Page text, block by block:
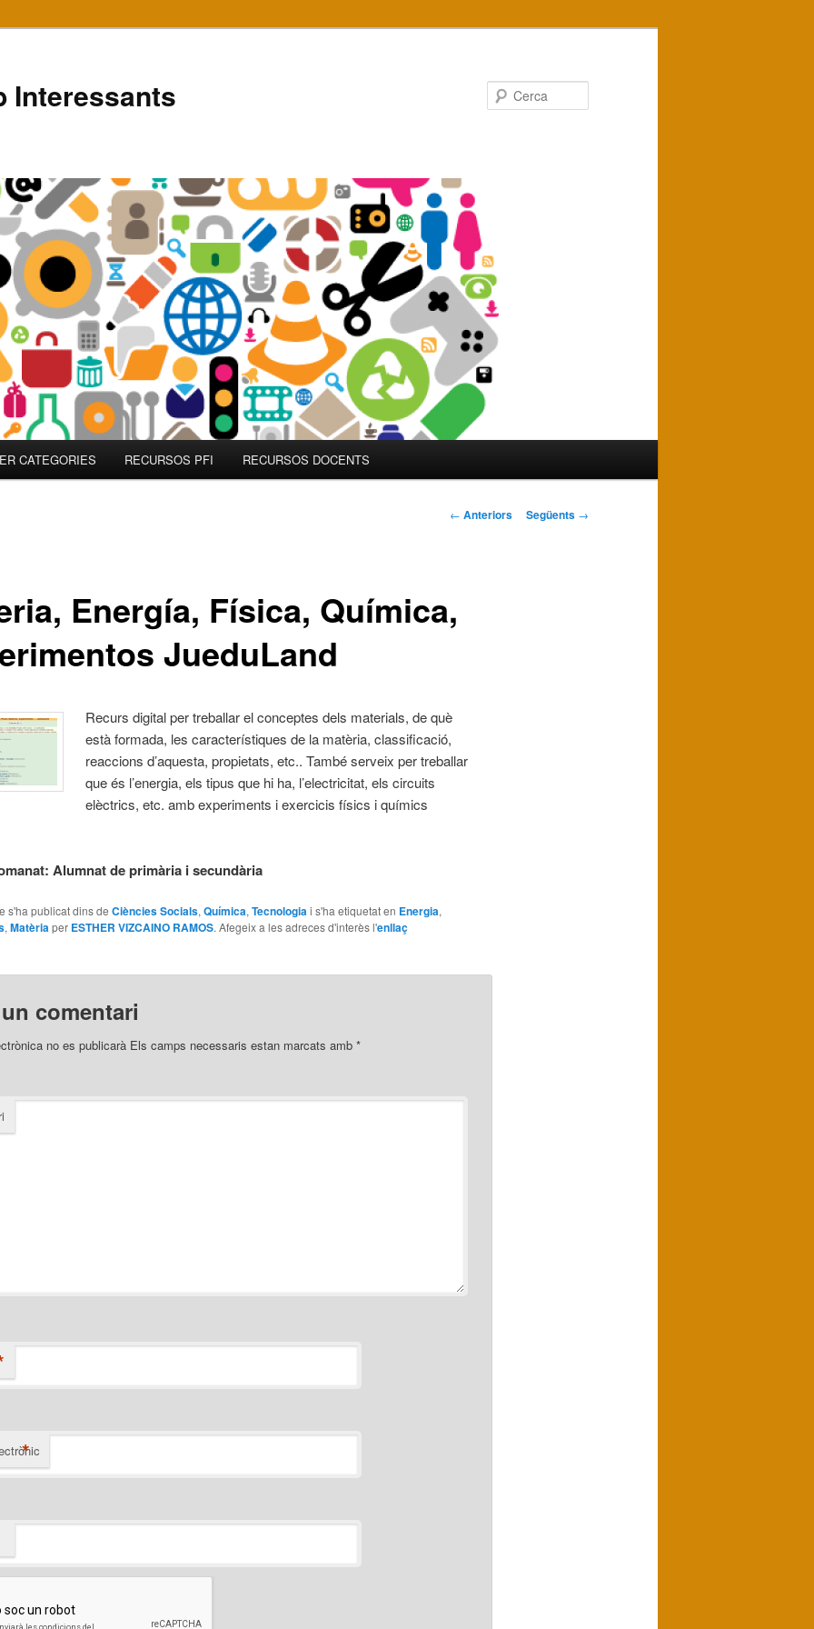
Interessants
CATEGORIES RECURSOS PFI RECURSOS DOCENTS
Navegació
← Anteriors Següents →
Energía, Física, Química,
JueduLand
Recurs digital per treballar el conceptes dels materials, de què
està formada, les característiques de la matèria, classificació,
reaccions d’aquesta, propietats, etc.. També serveix per treballar
que és l’energia, els tipus que hi ha, l’electricitat, els circuits
elèctrics, etc. amb experiments i exercicis físics i químics
Alumnat de primària i secundària
s'ha publicat dins de Ciències Socials,Química,Tecnologiai s'ha etiquetat en Energia,
,Matèriaper ESTHER VIZCAINO RAMOS. Afegeix a les adreces d'interès l'enllaç
comentari
no es publicaràEls camps necessaris estan marcats amb *
*